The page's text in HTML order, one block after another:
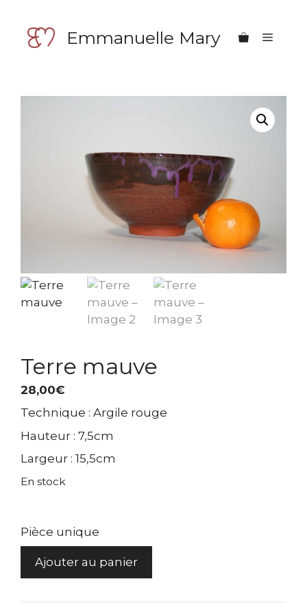
contenu
Emmanuelle Mary Menu
Terre mauve
28,00€
Technique : Argile rouge
Hauteur : 7,5cm
Largeur : 15,5cm
En stock
Pièce unique
quantité
mauve
Ajouter au panier